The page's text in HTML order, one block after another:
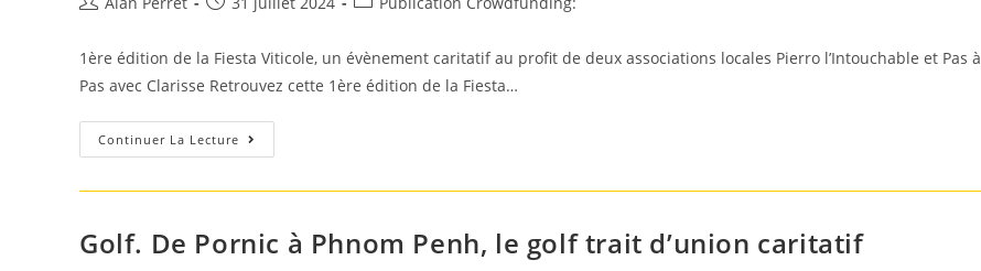
la
publication :
1ère édition de la Fiesta Viticole, un évènement caritatif au profit de deux associations locales Pierro l’Intouchable et Pas à
Pas avec Clarisse Retrouvez cette 1ère édition de la Fiesta…
Continuer La Lecture FIESTA
VITICOLE
Polyvalente
Vendredi
30
Golf. De Pornic à Phnom Penh, le golf trait d’union caritatif